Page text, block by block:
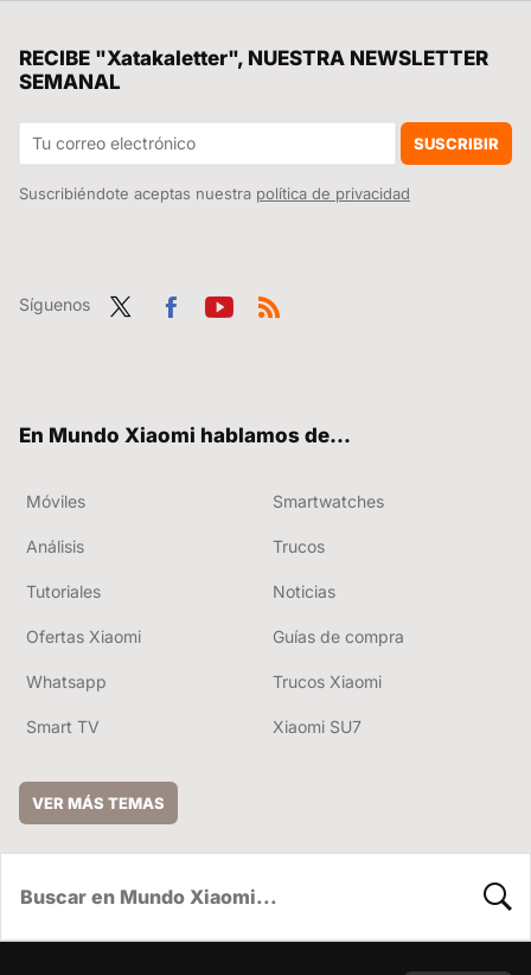
RECIBE "Xatakaletter", NUESTRA NEWSLETTER
SEMANAL
SUSCRIBIR
Suscribiéndote aceptas nuestra política de privacidad
Síguenos
En Mundo Xiaomi hablamos de...
Móviles Smartwatches
Análisis Trucos
Tutoriales Noticias
Ofertas Xiaomi Guías de compra
Whatsapp Trucos Xiaomi
Smart TV Xiaomi SU7
VER MÁS TEMAS